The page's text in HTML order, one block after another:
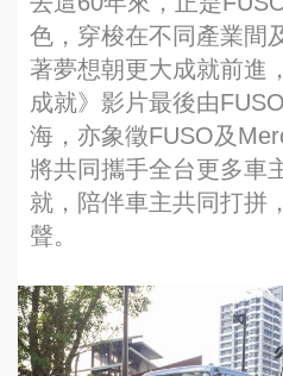
色，穿梭在不同產業間
著夢想朝更大成就前進
成就》影片最後由
海，亦象徵FUSO及
將共同攜手全台更多車
就，陪伴車主共同打拼
聲。